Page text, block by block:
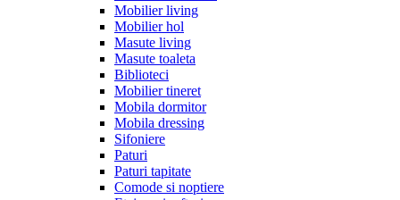
Mobilier living
Mobilier hol
Masute living
Masute toaleta
Biblioteci
Mobilier tineret
Mobila dormitor
Mobila dressing
Sifoniere
Paturi
Paturi tapitate
Comode si noptiere